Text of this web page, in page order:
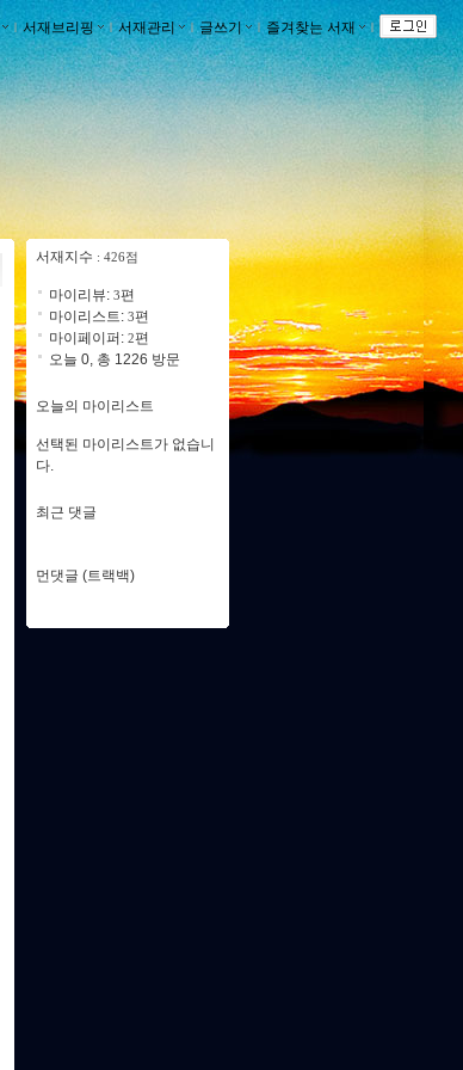
ｌ서재브리핑 ｌ서재관리 ｌ글쓰기 ｌ즐겨찾는 서재 ｌ
서재지수 : 426점
마이리뷰: 3편
마이리스트: 3편
마이페이퍼: 2편
오늘 0, 총 1226 방문
오늘의 마이리스트
선택된 마이리스트가 없습니
다.
최근 댓글
먼댓글 (트랙백)